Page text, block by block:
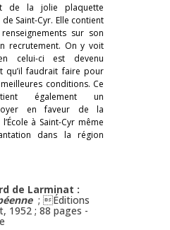
de la jolie plaquette
Saint-Cyr. Elle contient
sur son
recrutement. On y voit
celui-ci est devenu
qu’il faudrait faire pour
conditions. Ce
également un
en faveur de la
à Saint-Cyr même
dans la région
de Larminat :
; Éditions
1952 ; 88 pages -